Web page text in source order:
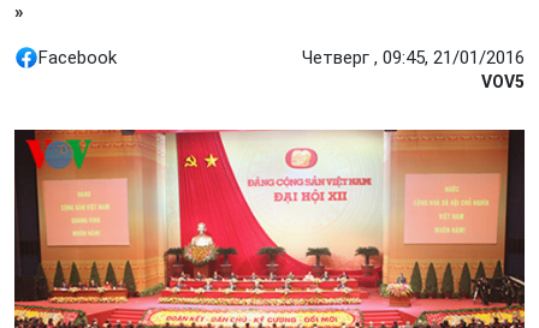
»
Facebook Четверг , 09:45, 21/01/2016
VOV5